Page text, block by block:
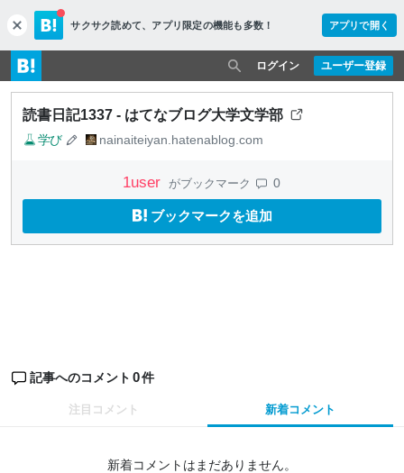
c
l
o
s
e
サクサク読めて、 アプリ限定の機能も多数！ アプリで開く
ユーザー登録
ログイン
読書日記1337 - はてなブログ大学文学部
学び nainaiteiyan.hatenablog.com
1user がブックマーク 0
ブックマークを追加
記事へのコメント 0件
注目コメント 新着コメント
新着コメントはまだありません。